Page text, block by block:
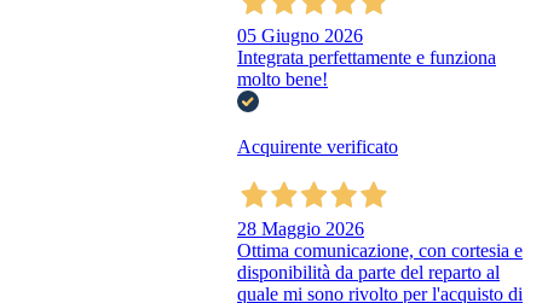
05 Giugno 2026
Integrata perfettamente e funziona
molto bene!
Acquirente verificato
28 Maggio 2026
Ottima comunicazione, con cortesia e
disponibilità da parte del reparto al
quale mi sono rivolto per l'acquisto di